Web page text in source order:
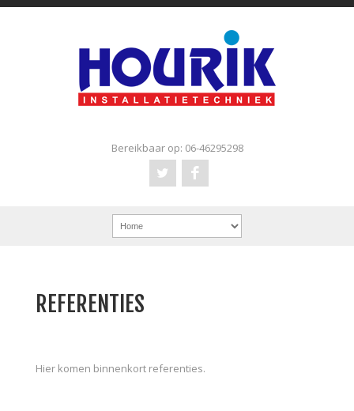
Bereikbaar op: 06-46295298
REFERENTIES
Hier komen binnenkort referenties.